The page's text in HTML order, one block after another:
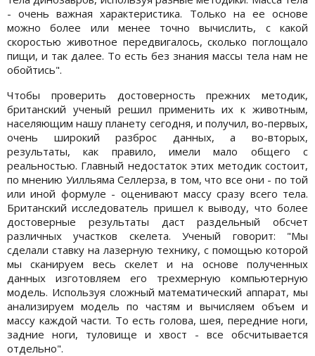
- очень важная характеристика. Только на ее основе
можно более или менее точно вычислить, с какой
скоростью животное передвигалось, сколько поглощало
пищи, и так далее. То есть без знания массы тела нам не
обойтись".
Чтобы проверить достоверность прежних методик,
британский ученый решил применить их к животным,
населяющим нашу планету сегодня, и получил, во-первых,
очень широкий разброс данных, а во-вторых,
результаты, как правило, имели мало общего с
реальностью. Главный недостаток этих методик состоит,
по мнению Уилльяма Селлерза, в том, что все они - по той
или иной формуле - оценивают массу сразу всего тела.
Британский исследователь пришел к выводу, что более
достоверные результаты даст раздельный обсчет
различных участков скелета. Ученый говорит: "Мы
сделали ставку на лазерную технику, с помощью которой
мы сканируем весь скелет и на основе полученных
данных изготовляем его трехмерную компьютерную
модель. Используя сложный математический аппарат, мы
анализируем модель по частям и вычисляем объем и
массу каждой части. То есть голова, шея, передние ноги,
задние ноги, туловище и хвост - все обсчитывается
отдельно".